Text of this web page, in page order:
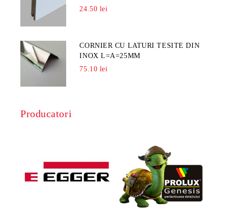
24.50 lei
CORNIER CU LATURI TESITE DIN
INOX L=A=25MM
75.10 lei
Producatori